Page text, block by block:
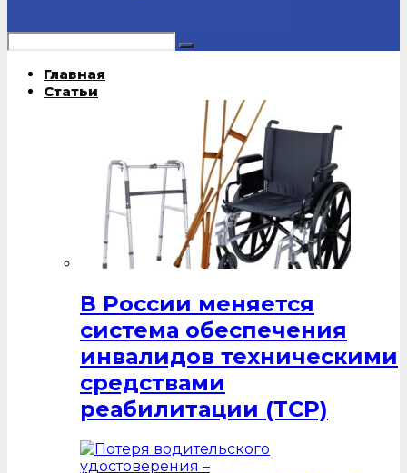
Главная
Статьи
В России меняется
система обеспечения
инвалидов техническими
средствами
реабилитации (ТСР)